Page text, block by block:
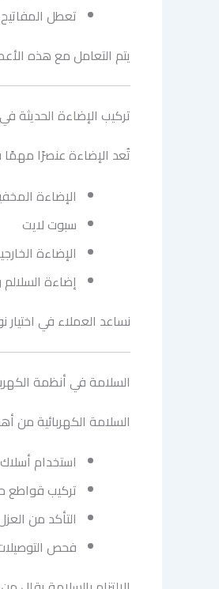
تعطل
يتم التعامل مع هذه
تركيب الإضاءة الحديثة
تُعد الإضاءة عنصرًا
الإضاءة
سبوت لايت
الإضاءة
إضاءة
نساعد العملاء في
السلامة في أنظمة
السلامة الكهربائية من
استخدام
تركيب قواطع
التأكد من
فحص